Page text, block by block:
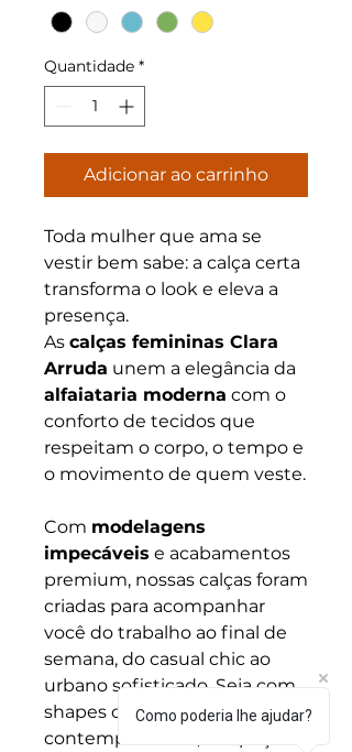
Quantidade *
Adicionar ao carrinho
Toda mulher que ama se
vestir bem sabe: a calça certa
transforma o look e eleva a
presença.
As calças femininas Clara
Arruda unem a elegância da
alfaiataria moderna com o
conforto de tecidos que
respeitam o corpo, o tempo e
o movimento de quem veste.
Com modelagens
impecáveis e acabamentos
premium, nossas calças foram
criadas para acompanhar
você do trabalho ao final de
semana, do casual chic ao
urbano sofisticado. Seja com
shapes clássicos ou recortes
contemporâneos, são peças
Como poderia lhe ajudar?